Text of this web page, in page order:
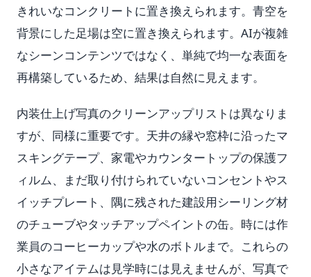
きれいなコンクリートに置き換えられます。青空を
背景にした足場は空に置き換えられます。AIが複雑
なシーンコンテンツではなく、単純で均一な表面を
再構築しているため、結果は自然に見えます。
内装仕上げ写真のクリーンアップリストは異なりま
すが、同様に重要です。天井の縁や窓枠に沿ったマ
スキングテープ、家電やカウンタートップの保護フ
ィルム、まだ取り付けられていないコンセントやス
イッチプレート、隅に残された建設用シーリング材
のチューブやタッチアップペイントの缶。時には作
業員のコーヒーカップや水のボトルまで。これらの
小さなアイテムは見学時には見えませんが、写真で